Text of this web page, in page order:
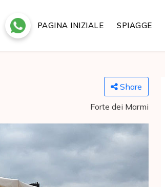
PAGINA INIZIALE SPIAGGE
Share
Forte dei Marmi